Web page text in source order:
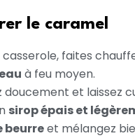
le caramel
casserole, faites
à feu moyen.
doucement et laissez
sirop épais et
beurreet mélangez